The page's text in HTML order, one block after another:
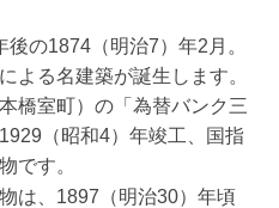
の1874（明治7）年2月。
よる名建築が誕生します。
橋室町）の「為替バンク三
（昭和4）年竣工、国指
です。
は、1897（明治30）年頃